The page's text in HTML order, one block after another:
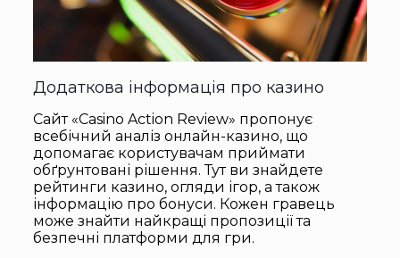
Додаткова інформація про казино
Сайт «Casino Action Review» пропонує
всебічний аналіз онлайн-казино, що
допомагає користувачам приймати
обґрунтовані рішення. Тут ви знайдете
рейтинги казино, огляди ігор, а також
інформацію про бонуси. Кожен гравець
може знайти найкращі пропозиції та
безпечні платформи для гри.